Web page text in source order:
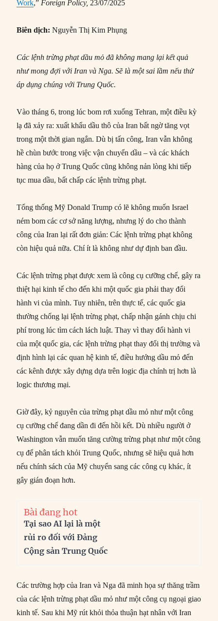
Work,” Foreign Policy, 23/07/2025
Biên dịch: Nguyễn Thị Kim Phụng
Các lệnh trừng phạt dầu mỏ đã không mang lại kết quả
như mong đợi với Iran và Nga. Sẽ là một sai lầm nếu thử
áp dụng chúng với Trung Quốc.
Vào tháng 6, trong lúc bom rơi xuống Tehran, một điều kỳ
lạ đã xảy ra: xuất khẩu dầu thô của Iran bất ngờ tăng vọt
trong một thời gian ngắn. Dù bị tấn công, Iran vẫn không
hề chùn bước trong việc vận chuyển dầu – và các khách
hàng của họ ở Trung Quốc cũng không nản lòng khi tiếp
tục mua dầu, bất chấp các lệnh trừng phạt.
Tổng thống Mỹ Donald Trump có lẽ không muốn Israel
ném bom các cơ sở năng lượng, nhưng lý do cho thành
công của Iran lại rất đơn giản: Các lệnh trừng phạt không
còn hiệu quả nữa. Chí ít là không như dự định ban đầu.
Các lệnh trừng phạt được xem là công cụ cưỡng chế, gây ra
thiệt hại kinh tế cho đến khi một quốc gia phải thay đổi
hành vi của mình. Tuy nhiên, trên thực tế, các quốc gia
thường chống lại lệnh trừng phạt, chấp nhận gánh chịu chi
phí trong lúc tìm cách lách luật. Thay vì thay đổi hành vi
của một quốc gia, các lệnh trừng phạt thay đổi thị trường và
định hình lại các quan hệ kinh tế, điều hướng dầu mỏ đến
các kênh được xây dựng dựa trên logic địa chính trị hơn là
logic thương mại.
Giờ đây, kỷ nguyên của trừng phạt dầu mỏ như một công
cụ cưỡng chế đang dần đi đến hồi kết. Dù nhiều người ở
Washington vẫn muốn tăng cường trừng phạt như một công
cụ để phân tách khỏi Trung Quốc, nhưng sẽ hiệu quả hơn
nếu chính sách của Mỹ chuyển sang các công cụ khác, ít
gây gián đoạn hơn.
Bài đang hot
Tại sao AI lại là một
rủi ro đối với Đảng
Cộng sản Trung Quốc
Các trường hợp của Iran và Nga đã minh họa sự thăng trầm
của các lệnh trừng phạt dầu mỏ như một công cụ ngoại giao
kinh tế. Sau khi Mỹ rút khỏi thỏa thuận hạt nhân với Iran